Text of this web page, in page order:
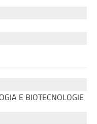
E BIOTECNOLOGIE